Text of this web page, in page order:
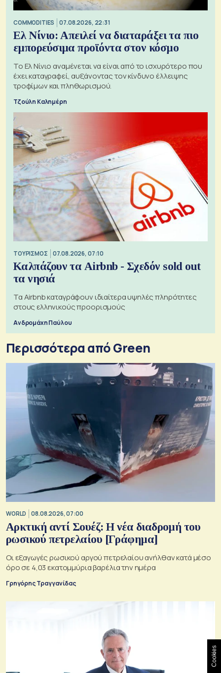
COMMODITIES 07.08.2026, 22:31
Ελ Νίνιο: Απειλεί να διαταράξει τα πιο
εμπορεύσιμα προϊόντα στον κόσμο
Το Ελ Νίνιο αναμένεται να είναι από το ισχυρότερο που
έχει καταγραφεί, αυξάνοντας τον κίνδυνο έλλειψης
τροφίμων και πληθωρισμού.
Τζούλη Καλημέρη
ΤΟΥΡΙΣΜΟΣ 07.08.2026, 07:10
Καλπάζουν τα Airbnb - Σχεδόν sold out
τα νησιά
Τα Airbnb καταγράφουν ιδιαίτερα υψηλές πληρότητες
στους ελληνικούς προορισμούς
Ανδρομάχη Παύλου
Περισσότερα από Green
WORLD 08.08.2026, 07:00
Αρκτική αντί Σουέζ: Η νέα διαδρομή του
ρωσικού πετρελαίου [Γράφημα]
Οι εξαγωγές ρωσικού αργού πετρελαίου ανήλθαν κατά μέσο
όρο σε 4,03 εκατομμύρια βαρέλια την ημέρα
Γρηγόρης Τραγγανίδας
Cookies